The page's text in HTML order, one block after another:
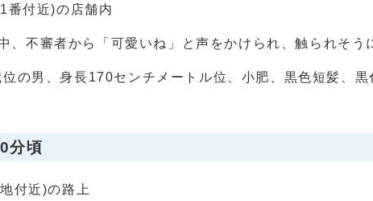
番付近)の店舗内
、不審者から「可愛いね」と声をかけられ、触られそう
の男、身長170センチメートル位、小肥、黒色短髪、黒
分頃
付近)の路上